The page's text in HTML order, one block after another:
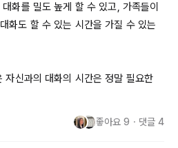
화를 밀도 높게 할 수 있고, 가족들이
화도 할 수 있는 시간을 가질 수 있는
자신과의 대화의 시간은 정말 필요한
좋아요 9 ・ 댓글 4